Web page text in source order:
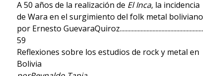
A 50 años de la realización de El Inca, la incidencia
de Wara en el surgimiento del folk metal boliviano
por Ernesto GuevaraQuiroz........................................................
59
Reflexiones sobre los estudios de rock y metal en
Bolivia